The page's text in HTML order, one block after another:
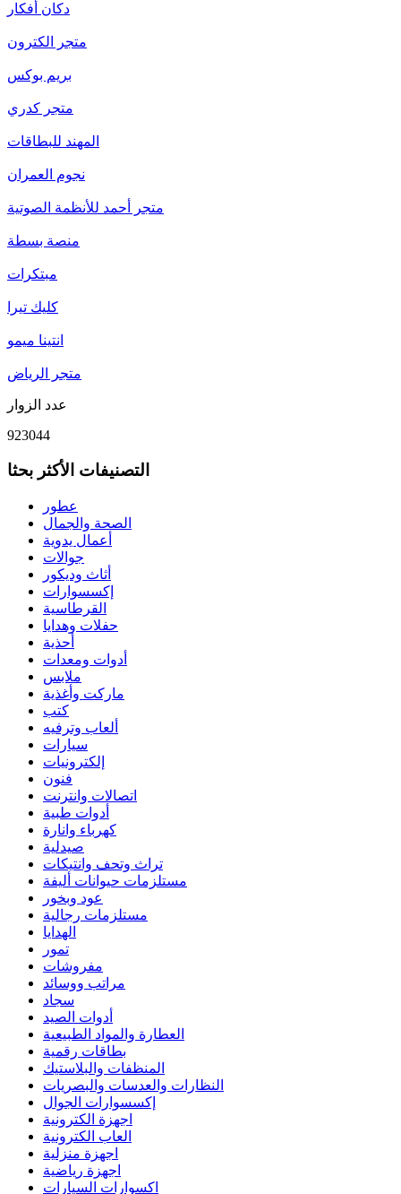
دكان أفكار
متجر الكترون
بريم بوكس
متجر كدري
المهند للبطاقات
نجوم العمران
متجر أحمد للأنظمة الصوتية
منصة بسطة
مبتكرات
كليك تيرا
انتينا ميمو
متجر الرياض
عدد الزوار
923044
التصنيفات الأكثر بحثا
عطور
الصحة والجمال
أعمال يدوية
جوالات
أثاث وديكور
إكسسوارات
القرطاسية
حفلات وهدايا
أحذية
أدوات ومعدات
ملابس
ماركت وأغذية
كتب
ألعاب وترفيه
سيارات
إلكترونيات
فنون
اتصالات وانترنت
أدوات طبية
كهرباء وانارة
صيدلية
تراث وتحف وانتيكات
مستلزمات حيوانات أليفة
عود وبخور
مستلزمات رجالية
الهدايا
تمور
مفروشات
مراتب ووسائد
سجاد
أدوات الصيد
العطارة والمواد الطبيعية
بطاقات رقمية
المنظفات والبلاستيك
النظارات والعدسات والبصريات
إكسسوارات الجوال
اجهزة الكترونية
العاب الكترونية
اجهزة منزلية
اجهزة رياضية
اكسوارات السيارات